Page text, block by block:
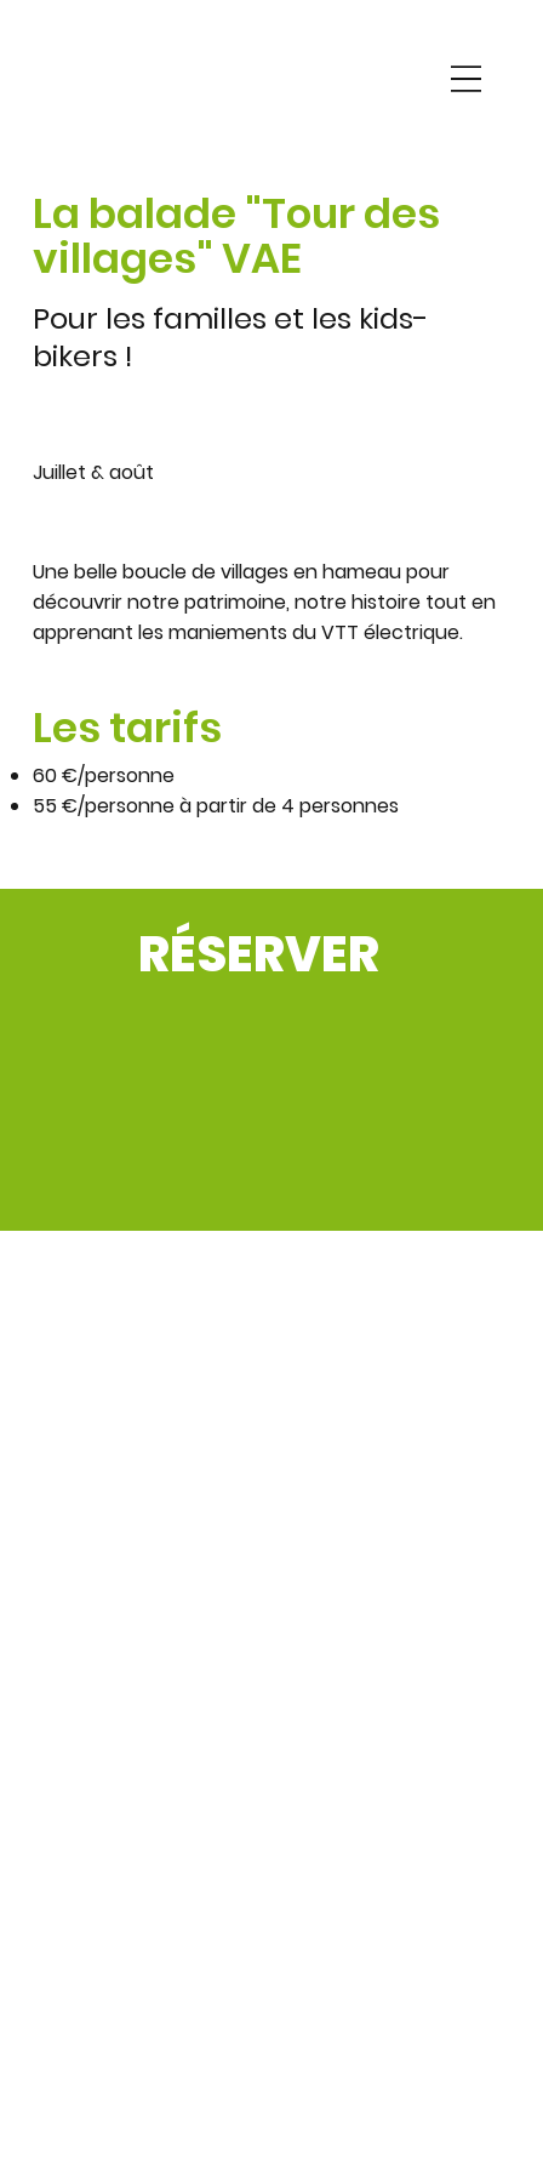
La balade "Tour des
villages" VAE
Pour les familles et les kids-
bikers !
Juillet & août
Une belle boucle de villages en hameau pour
découvrir notre patrimoine, notre histoire tout en
apprenant les maniements du VTT électrique.
Les tarifs
60 €/personne
55 €/personne à partir de 4 personnes
RÉSERVER